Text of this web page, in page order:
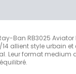
Ban RB3025 Aviator
allient style urbain
Leur format medium